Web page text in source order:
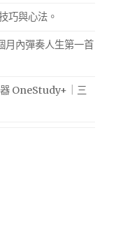
巧與心法。
月內彈奏人生第一首
OneStudy+｜三